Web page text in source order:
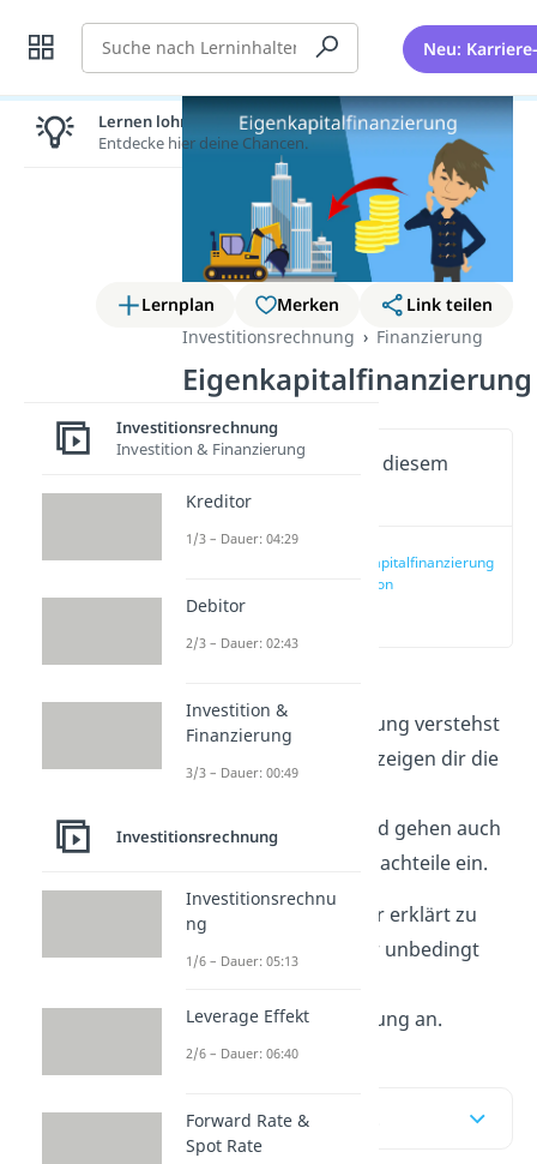
Suche Neu:
Lernplan Merken
Link teilen
Investitionsrechnung
Finanzierung
Eigenkapitalfinanzierung
Wichtige Inhalte in diesem
Video
Eigenkapitalfinanzierung
Definition
Eigenkapitalfinanzierung verstehst
du nur Bahnhof? Wir zeigen dir die
Eigenfinanzierung und gehen auch
auf die Vorteile und Nachteile ein.
Um das Thema besser erklärt zu
bekommen, schau dir unbedingt
Eigenkapitalfinanzierung an.
Inhaltsübersicht
Lernen lohnt sich!
Entdecke hier deine Chancen.
Investitionsrechnung
Investition & Finanzierung
Kreditor
1/3 – Dauer: 04:29
Debitor
2/3 – Dauer: 02:43
Investition &
Finanzierung
3/3 – Dauer: 00:49
Investitionsrechnung
Investitionsrechnu
ng
1/6 – Dauer: 05:13
Leverage Effekt
2/6 – Dauer: 06:40
Forward Rate &
Spot Rate